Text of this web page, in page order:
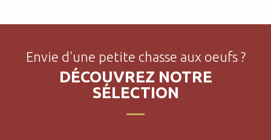
Envie d'une petite chasse aux oeufs ?
DÉCOUVREZ NOTRE
SÉLECTION
poissons en chocolat n’ont...
LIRE LA SUITE